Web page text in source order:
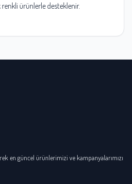
renkli ürünlerle desteklenir.
en güncel ürünlerimizi ve kampanyalarımızı